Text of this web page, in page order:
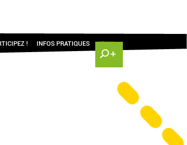
! INFOS PRATIQUES